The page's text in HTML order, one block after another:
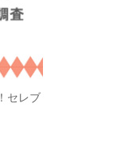
セレブ